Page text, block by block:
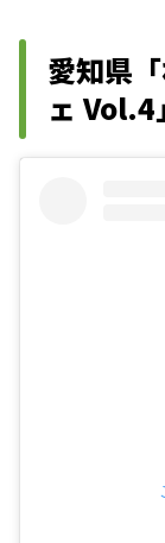
愛知県
ェ Vol.4」